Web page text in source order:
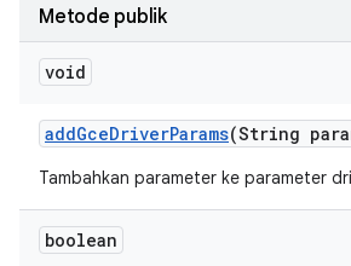
Metode publik
void
addGceDriverParams(String
Tambahkan parameter ke parameter
boolean